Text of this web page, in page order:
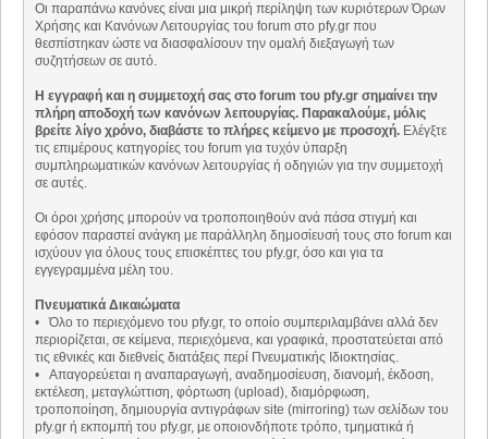
Οι παραπάνω κανόνες είναι μια μικρή περίληψη των κυριότερων Όρων
Χρήσης και Κανόνων Λειτουργίας του forum στο pfy.gr που
θεσπίστηκαν ώστε να διασφαλίσουν την ομαλή διεξαγωγή των
συζητήσεων σε αυτό.
Η εγγραφή και η συμμετοχή σας στο forum του pfy.gr σημαίνει την
πλήρη αποδοχή των κανόνων λειτουργίας. Παρακαλούμε, μόλις
βρείτε λίγο χρόνο, διαβάστε το πλήρες κείμενο με προσοχή. Ελέγξτε
τις επιμέρους κατηγορίες του forum για τυχόν ύπαρξη
συμπληρωματικών κανόνων λειτουργίας ή οδηγιών για την συμμετοχή
σε αυτές.
Οι όροι χρήσης μπορούν να τροποποιηθούν ανά πάσα στιγμή και
εφόσον παραστεί ανάγκη με παράλληλη δημοσίευσή τους στο forum και
ισχύουν για όλους τους επισκέπτες του pfy.gr, όσο και για τα
εγγεγραμμένα μέλη του.
Πνευματικά Δικαιώματα
• Όλο το περιεχόμενο του pfy.gr, το οποίο συμπεριλαμβάνει αλλά δεν
περιορίζεται, σε κείμενα, περιεχόμενα, και γραφικά, προστατεύεται από
τις εθνικές και διεθνείς διατάξεις περί Πνευματικής Ιδιοκτησίας.
• Απαγορεύεται η αναπαραγωγή, αναδημοσίευση, διανομή, έκδοση,
εκτέλεση, μεταγλώττιση, φόρτωση (upload), διαμόρφωση,
τροποποίηση, δημιουργία αντιγράφων site (mirroring) των σελίδων του
pfy.gr ή εκπομπή του pfy.gr, με οποιονδήποτε τρόπο, τμηματικά ή